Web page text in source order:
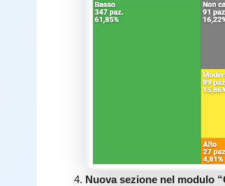
Nuova sezione nel modulo